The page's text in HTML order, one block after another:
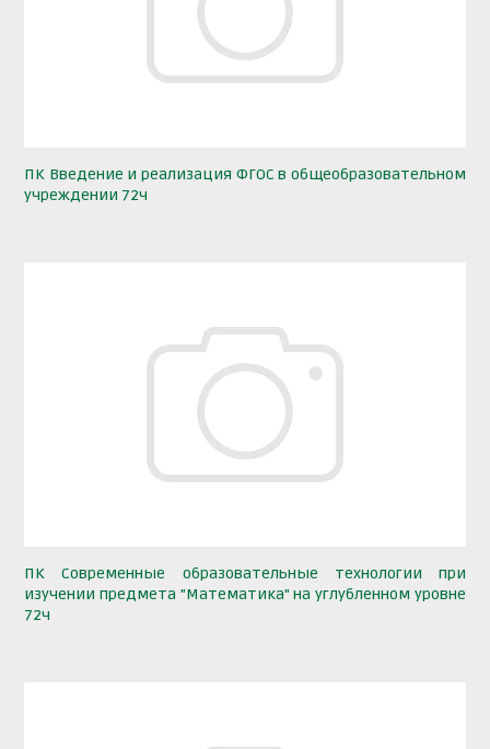
ПК Введение и реализация ФГОС в общеобразовательном
учреждении 72ч
ПК Современные образовательные технологии при
изучении предмета "Математика" на углубленном уровне
72ч